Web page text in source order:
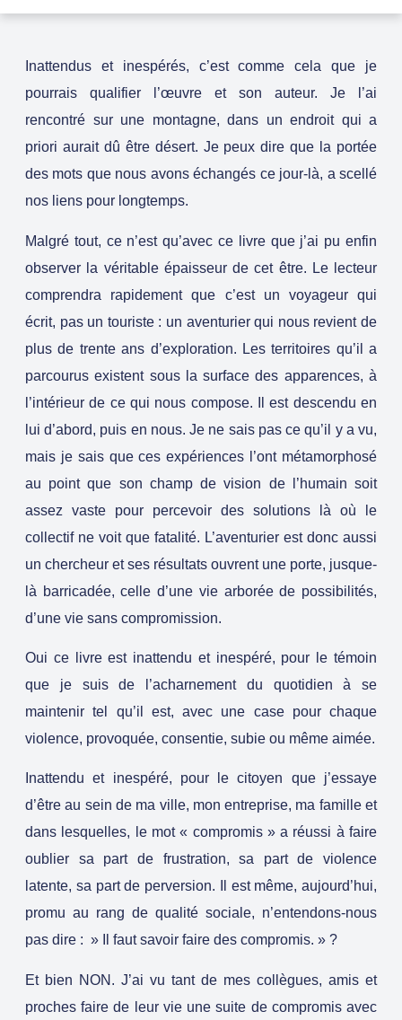
Inattendus et inespérés, c’est comme cela que je
pourrais qualifier l’œuvre et son auteur. Je l’ai
rencontré sur une montagne, dans un endroit qui a
priori aurait dû être désert. Je peux dire que la portée
des mots que nous avons échangés ce jour-là, a scellé
nos liens pour longtemps.
Malgré tout, ce n’est qu’avec ce livre que j’ai pu enfin
observer la véritable épaisseur de cet être. Le lecteur
comprendra rapidement que c’est un voyageur qui
écrit, pas un touriste : un aventurier qui nous revient de
plus de trente ans d’exploration. Les territoires qu’il a
parcourus existent sous la surface des apparences, à
l’intérieur de ce qui nous compose. Il est descendu en
lui d’abord, puis en nous. Je ne sais pas ce qu’il y a vu,
mais je sais que ces expériences l’ont métamorphosé
au point que son champ de vision de l’humain soit
assez vaste pour percevoir des solutions là où le
collectif ne voit que fatalité. L’aventurier est donc aussi
un chercheur et ses résultats ouvrent une porte, jusque-
là barricadée, celle d’une vie arborée de possibilités,
d’une vie sans compromission.
Oui ce livre est inattendu et inespéré, pour le témoin
que je suis de l’acharnement du quotidien à se
maintenir tel qu’il est, avec une case pour chaque
violence, provoquée, consentie, subie ou même aimée.
Inattendu et inespéré, pour le citoyen que j’essaye
d’être au sein de ma ville, mon entreprise, ma famille et
dans lesquelles, le mot « compromis » a réussi à faire
oublier sa part de frustration, sa part de violence
latente, sa part de perversion. Il est même, aujourd’hui,
promu au rang de qualité sociale, n’entendons-nous
pas dire : » Il faut savoir faire des compromis. » ?
Et bien NON. J’ai vu tant de mes collègues, amis et
proches faire de leur vie une suite de compromis avec